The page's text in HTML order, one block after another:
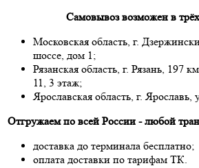
Самовывоз возможен в
Московская область, г.
шоссе, дом 1;
Рязанская область, г. Рязань, 197
11, 3 этаж;
Ярославская область, г.
Отгружаем по всей России - любой
доставка до терминала бесплатно;
оплата доставки по тарифам ТК.